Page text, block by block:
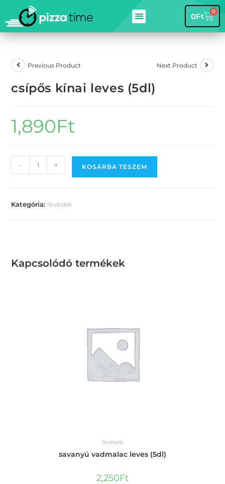
0Ft 0
Previous Product Next Product
csípős kínai leves (5dl)
1,890Ft
- + KOSÁRBA TESZEM
Kategória: levesek
Kapcsolódó termékek
levesek
savanyú vadmalac leves (5dl)
2,250Ft